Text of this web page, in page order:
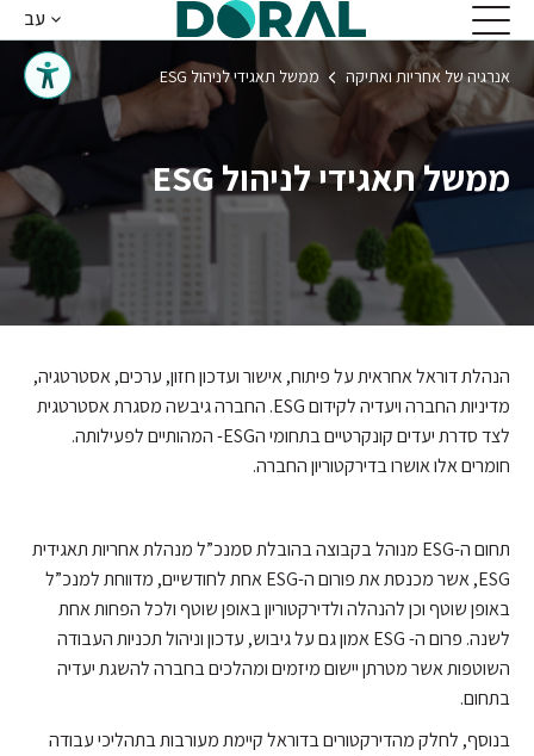
מרכזי
עב
אנרגיה של אחריות ואתיקה ממשל תאגידי לניהול ESG
ממשל תאגידי לניהול ESG
הנהלת דוראל אחראית על פיתוח, אישור ועדכון חזון, ערכים, אסטרטגיה,
מדיניות החברה ויעדיה לקידום ESG. החברה גיבשה מסגרת אסטרטגית
לצד סדרת יעדים קונקרטיים בתחומי הESG- המהותיים לפעילותה.
חומרים אלו אושרו בדירקטוריון החברה.
תחום ה-ESG מנוהל בקבוצה בהובלת סמנכ”ל מנהלת אחריות תאגידית
ESG, אשר מכנסת את פורום ה-ESG אחת לחודשיים, מדווחת למנכ”ל
באופן שוטף וכן להנהלה ולדירקטוריון באופן שוטף ולכל הפחות אחת
לשנה. פרום ה- ESG אמון גם על גיבוש, עדכון וניהול תכניות העבודה
השוטפות אשר מטרתן יישום מיזמים ומהלכים בחברה להשגת יעדיה
בתחום.
בנוסף, לחלק מהדירקטורים בדוראל קיימת מעורבות בתהליכי עבודה